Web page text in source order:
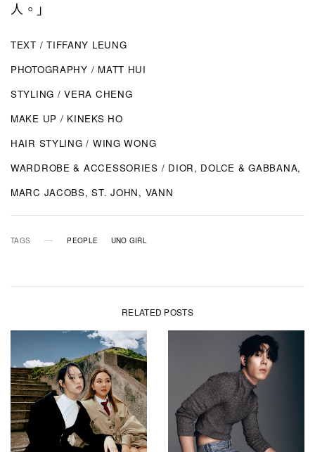
人。」
TEXT / TIFFANY LEUNG
PHOTOGRAPHY / MATT HUI
STYLING / VERA CHENG
MAKE UP / KINEKS HO
HAIR STYLING / WING WONG
WARDROBE & ACCESSORIES / DIOR, DOLCE & GABBANA,
MARC JACOBS, ST. JOHN, VANN
TAGS PEOPLE UNO GIRL
RELATED POSTS